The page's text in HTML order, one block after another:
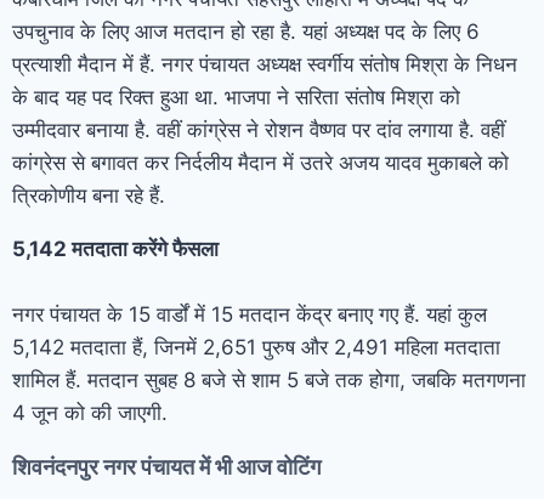
उपचुनाव के लिए आज मतदान हो रहा है. यहां अध्यक्ष पद के लिए 6
प्रत्याशी मैदान में हैं. नगर पंचायत अध्यक्ष स्वर्गीय संतोष मिश्रा के निधन
के बाद यह पद रिक्त हुआ था. भाजपा ने सरिता संतोष मिश्रा को
उम्मीदवार बनाया है. वहीं कांग्रेस ने रोशन वैष्णव पर दांव लगाया है. वहीं
कांग्रेस से बगावत कर निर्दलीय मैदान में उतरे अजय यादव मुकाबले को
त्रिकोणीय बना रहे हैं.
5,142 मतदाता करेंगे फैसला
नगर पंचायत के 15 वार्डों में 15 मतदान केंद्र बनाए गए हैं. यहां कुल
5,142 मतदाता हैं, जिनमें 2,651 पुरुष और 2,491 महिला मतदाता
शामिल हैं. मतदान सुबह 8 बजे से शाम 5 बजे तक होगा, जबकि मतगणना
4 जून को की जाएगी.
शिवनंदनपुर नगर पंचायत में भी आज वोटिंग